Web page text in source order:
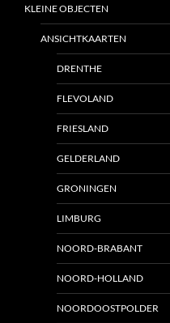
KLEINE OBJECTEN
ANSICHTKAARTEN
DRENTHE
FLEVOLAND
FRIESLAND
GELDERLAND
GRONINGEN
LIMBURG
NOORD-BRABANT
NOORD-HOLLAND
NOORDOOSTPOLDER